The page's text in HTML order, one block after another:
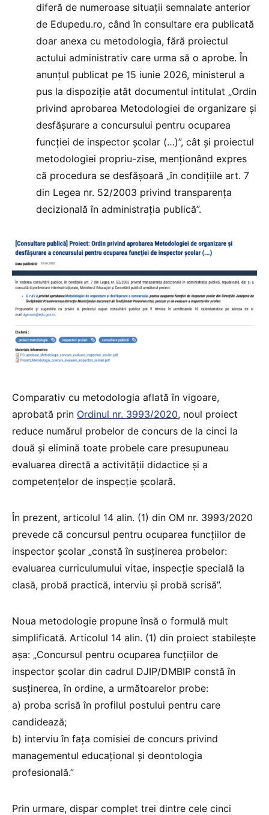
diferă de numeroase situații semnalate anterior
de Edupedu.ro, când în consultare era publicată
doar anexa cu metodologia, fără proiectul
actului administrativ care urma să o aprobe. În
anunțul publicat pe 15 iunie 2026, ministerul a
pus la dispoziție atât documentul intitulat „Ordin
privind aprobarea Metodologiei de organizare şi
desfăşurare a concursului pentru ocuparea
funcţiei de inspector şcolar (…)”, cât și proiectul
metodologiei propriu-zise, menționând expres
că procedura se desfășoară „în condiţiile art. 7
din Legea nr. 52/2003 privind transparenţa
decizională în administraţia publică”.
Comparativ cu metodologia aflată în vigoare,
aprobată prin Ordinul nr. 3993/2020, noul proiect
reduce numărul probelor de concurs de la cinci la
două și elimină toate probele care presupuneau
evaluarea directă a activității didactice și a
competențelor de inspecție școlară.
În prezent, articolul 14 alin. (1) din OM nr. 3993/2020
prevede că concursul pentru ocuparea funcțiilor de
inspector școlar „constă în susţinerea probelor:
evaluarea curriculumului vitae, inspecţie specială la
clasă, probă practică, interviu şi probă scrisă”.
Noua metodologie propune însă o formulă mult
simplificată. Articolul 14 alin. (1) din proiect stabilește
așa: „Concursul pentru ocuparea funcţiilor de
inspector școlar din cadrul DJIP/DMBIP constă în
susţinerea, în ordine, a următoarelor probe:
a) proba scrisă în profilul postului pentru care
candidează;
b) interviu în faţa comisiei de concurs privind
managementul educaţional şi deontologia
profesională.”
Prin urmare, dispar complet trei dintre cele cinci